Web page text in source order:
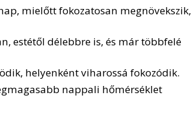
mielőtt fokozatosan megnövekszik,
estétől délebbre is, és már többfelé
helyenként viharossá fokozódik.
nappali hőmérséklet